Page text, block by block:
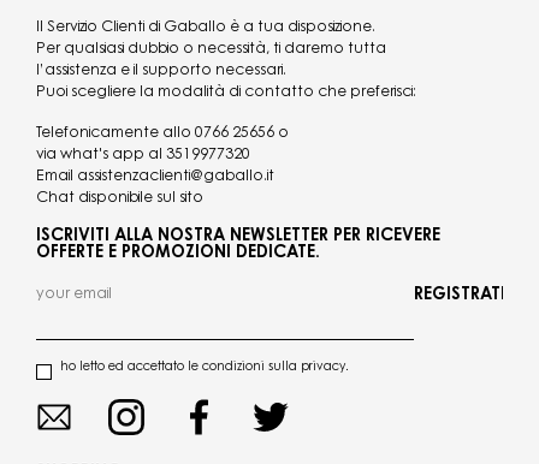
Il Servizio Clienti di Gaballo è a tua disposizione.
Per qualsiasi dubbio o necessità, ti daremo tutta
l’assistenza e il supporto necessari.
Puoi scegliere la modalità di contatto che preferisci:
Telefonicamente allo 0766 25656 o
via what's app al 3519977320
Email assistenzaclienti@gaballo.it
Chat disponibile sul sito
ISCRIVITI ALLA NOSTRA NEWSLETTER PER RICEVERE
OFFERTE E PROMOZIONI DEDICATE.
ho letto ed accettato le condizioni sulla privacy.
REGISTRATI